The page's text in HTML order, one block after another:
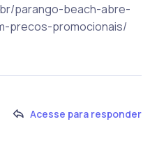
parango-beach-abre-
precos-promocionais/
Acesse para responder